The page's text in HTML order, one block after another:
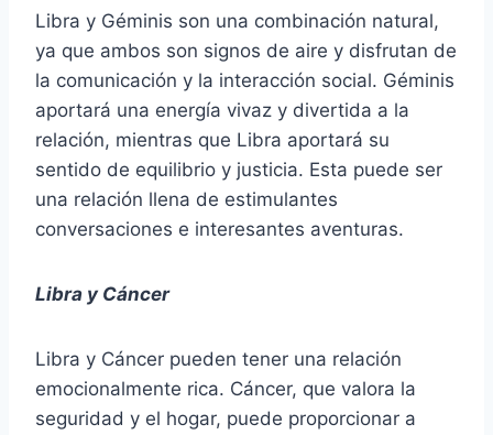
Libra y Géminis son una combinación natural,
ya que ambos son signos de aire y disfrutan de
la comunicación y la interacción social. Géminis
aportará una energía vivaz y divertida a la
relación, mientras que Libra aportará su
sentido de equilibrio y justicia. Esta puede ser
una relación llena de estimulantes
conversaciones e interesantes aventuras.
Libra y Cáncer
Libra y Cáncer pueden tener una relación
emocionalmente rica. Cáncer, que valora la
seguridad y el hogar, puede proporcionar a